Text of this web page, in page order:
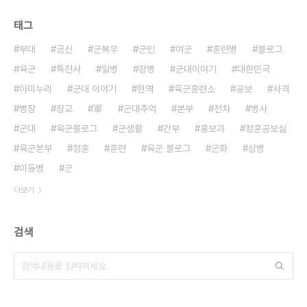
태그
부대 곰신 군복무 군인 여군 훈련병
블로그
육군
특전사 일병 장병 군대이야기
대한민국
아미누리
군대 이야기 현역 육군훈련소 공보
사격
병장
장교 軍 군대추억 본부 전차
병사
군대
육군블로그 군생활 간부 홍보과
정훈공보실
육군본부
정훈 훈련 육군 블로그 군화
상병
이등병
군
더보기
검색